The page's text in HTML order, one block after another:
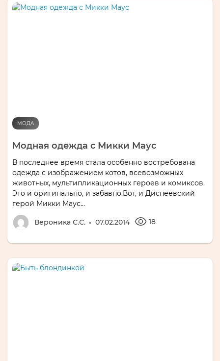
МОДА
Модная одежда с Микки Маус
В последнее время стала особенно востребована
одежда с изображением котов, всевозможных
животных, мультипликационных героев и комиксов.
Это и оригинально, и забавно.Вот, и Диснеевский
герой Микки Маус...
Вероника С.С. 07.02.2014 18